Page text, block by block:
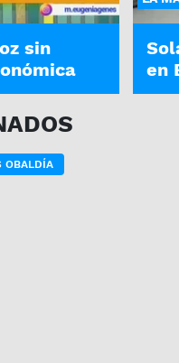
sin
en
OBALDÍA